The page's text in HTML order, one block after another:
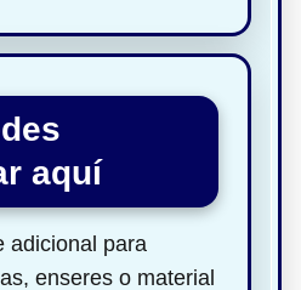
aquí
adicional para
enseres o material